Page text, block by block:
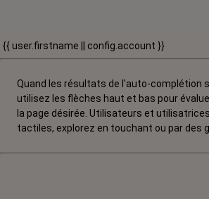
{{ user.firstname || config.account }}
Quand les résultats de l'auto-complétion
utilisez les flèches haut et bas pour
la page désirée. Utilisateurs et
tactiles, explorez en touchant ou par des